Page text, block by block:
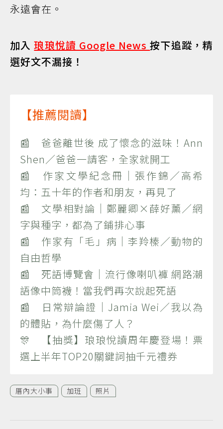
永遠會在。
加入琅琅悅讀 Google News按下追蹤，精
選好文不漏接！
【推薦閱讀】
📰 爸爸離世後 成了懷念的滋味！Ann
Shen／爸爸一請客，全家就開工
📰 作家文學紀念冊｜張作錦／高希
均：五十年的作者和朋友，再見了
📰 文學相對論｜鄭麗卿×薛好薰／網
字與種字，都為了鋪排心事
📰 作家有「毛」病｜李羚榛／動物的
自由哲學
📰 死語博覽會｜流行像喇叭褲 網路潮
語像中筒襪！當我們再次說起死語
📰 日常辯論證｜Jamia Wei／我以為
的體貼，為什麼傷了人？
🎊 【抽獎】琅琅悅讀周年慶登場！票
選上半年TOP20關鍵詞抽千元禮券
厝內大小事 加班 照片